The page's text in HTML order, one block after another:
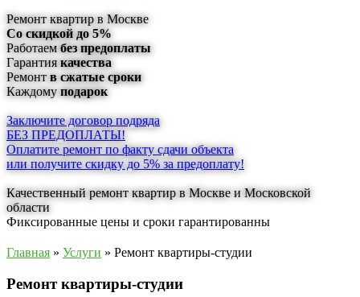
Ремонт квартир в Москве
Со скидкой до 5%
Работаем без предоплаты
Гарантиякачества
Ремонт в сжатые сроки
Каждому подарок
Заключите договор подряда
БЕЗ ПРЕДОПЛАТЫ!
Оплатите ремонт по факту сдачи объекта
или получите скидку до 5% за предоплату!
Качественный ремонт квартир в Москве и Московской
области
Фиксированные цены и сроки гарантированны
Главная » Услуги » Ремонт квартиры-студии
Ремонт квартиры-студии